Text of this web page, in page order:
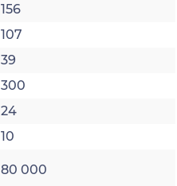
156
107
39
300
24
10
80 000